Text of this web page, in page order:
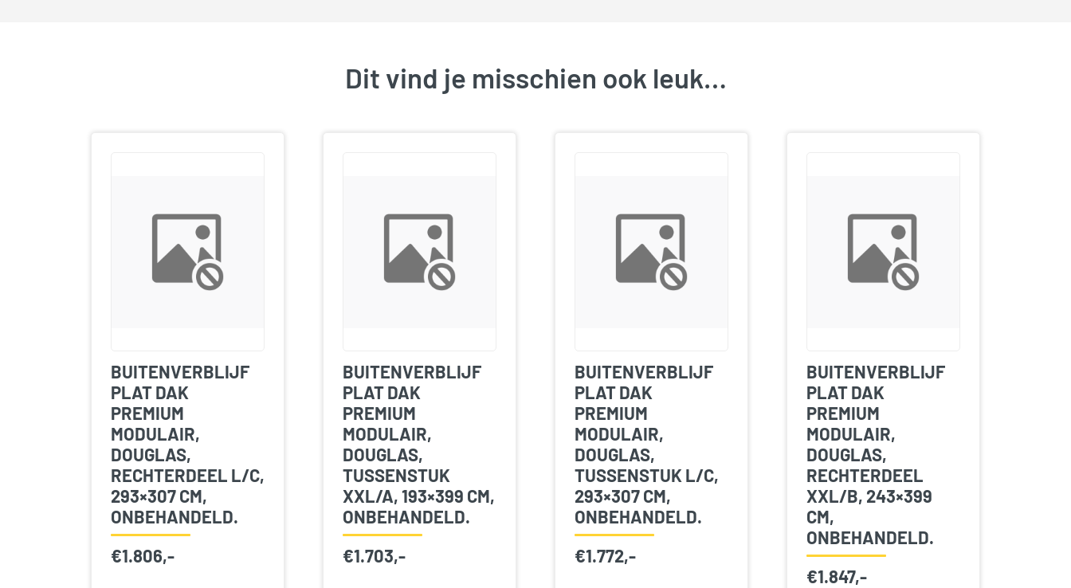
Dit vind je misschien ook leuk…
BUITENVERBLIJF
PLAT DAK
PREMIUM
MODULAIR,
DOUGLAS,
RECHTERDEEL L/C,
293×307 CM,
ONBEHANDELD.
€1.806,-
BUITENVERBLIJF
PLAT DAK
PREMIUM
MODULAIR,
DOUGLAS,
TUSSENSTUK
XXL/A, 193×399 CM,
ONBEHANDELD.
€1.703,-
BUITENVERBLIJF
PLAT DAK
PREMIUM
MODULAIR,
DOUGLAS,
TUSSENSTUK L/C,
293×307 CM,
ONBEHANDELD.
€1.772,-
BUITENVERBLIJF
PLAT DAK
PREMIUM
MODULAIR,
DOUGLAS,
RECHTERDEEL
XXL/B, 243×399
CM,
ONBEHANDELD.
€1.847,-